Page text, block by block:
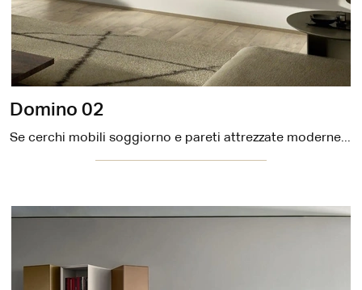
Domino 02
Se cerchi mobili soggiorno e pareti attrezzate moderne, scegli il modello Domino 02 di Sangiacomo: clicca e scopri di più!